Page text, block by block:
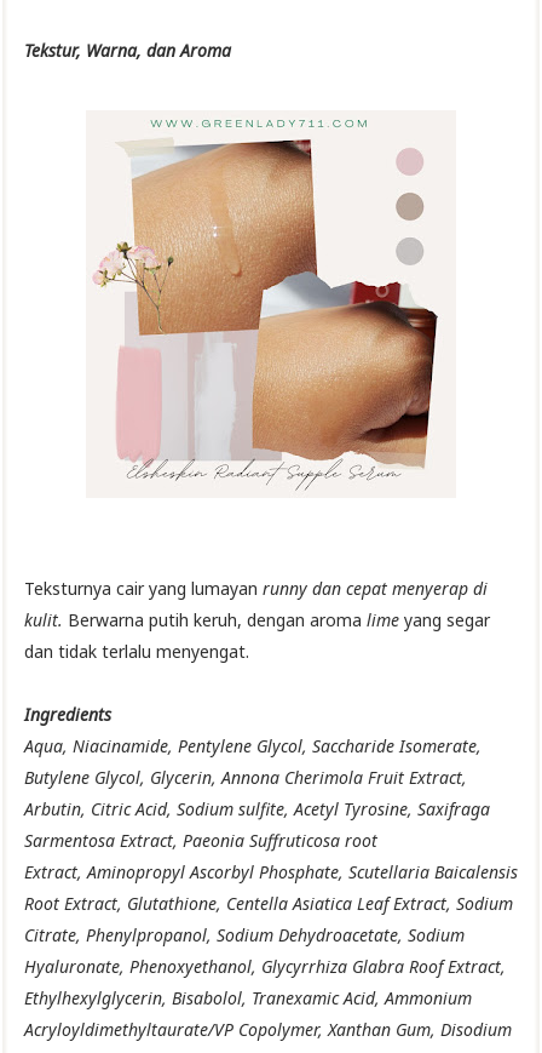
Tekstur, Warna, dan Aroma
Teksturnya cair yang lumayan runny dan cepat menyerap di
kulit. Berwarna putih keruh, dengan aroma lime yang segar
dan tidak terlalu menyengat.
Ingredients
Aqua, Niacinamide, Pentylene Glycol, Saccharide Isomerate,
Butylene Glycol, Glycerin, Annona Cherimola Fruit Extract,
Arbutin, Citric Acid, Sodium sulfite, Acetyl Tyrosine, Saxifraga
Sarmentosa Extract, Paeonia Suffruticosa root
Extract,Aminopropyl Ascorbyl Phosphate, Scutellaria Baicalensis
Root Extract, Glutathione, Centella Asiatica Leaf Extract, Sodium
Citrate, Phenylpropanol, Sodium Dehydroacetate, Sodium
Hyaluronate, Phenoxyethanol, Glycyrrhiza Glabra Roof Extract,
Ethylhexylglycerin, Bisabolol, Tranexamic Acid, Ammonium
Acryloyldimethyltaurate/VP Copolymer, Xanthan Gum, Disodium